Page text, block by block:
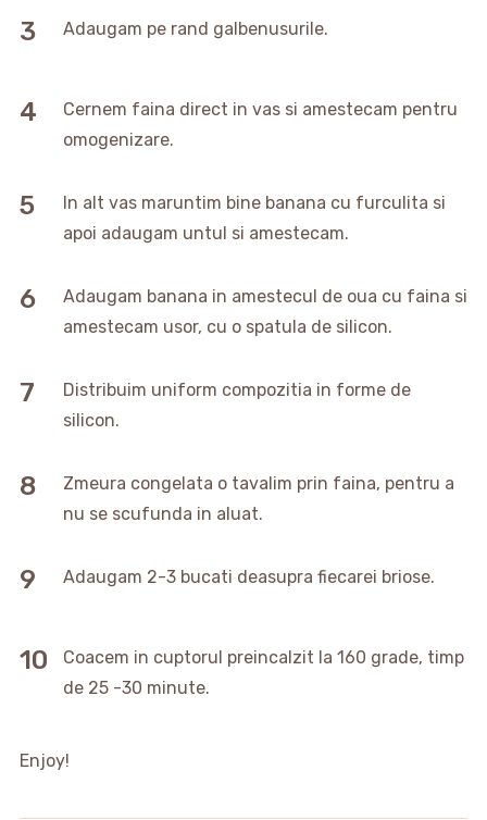
Adaugam pe rand galbenusurile.
Cernem faina direct in vas si amestecam pentru
omogenizare.
In alt vas maruntim bine banana cu furculita si
apoi adaugam untul si amestecam.
Adaugam banana in amestecul de oua cu faina si
amestecam usor, cu o spatula de silicon.
Distribuim uniform compozitia in forme de
silicon.
Zmeura congelata o tavalim prin faina, pentru a
nu se scufunda in aluat.
Adaugam 2-3 bucati deasupra fiecarei briose.
Coacem in cuptorul preincalzit la 160 grade, timp
de 25 -30 minute.
Enjoy!